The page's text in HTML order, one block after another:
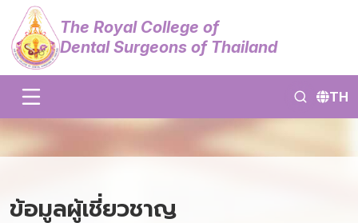
The Royal College of
Dental Surgeons of Thailand
TH
ข้อมูลผู้เชี่ยวชาญ